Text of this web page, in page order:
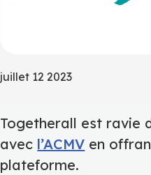
juillet 12 2023
Togetherall est ravie
avec l’ACMV en
plateforme.